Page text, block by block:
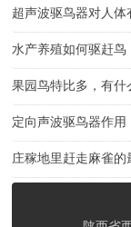
超声波驱鸟器对人体
水产养殖如何驱赶鸟
果园鸟特比多，有什
定向声波驱鸟器作用
庄稼地里赶走麻雀的